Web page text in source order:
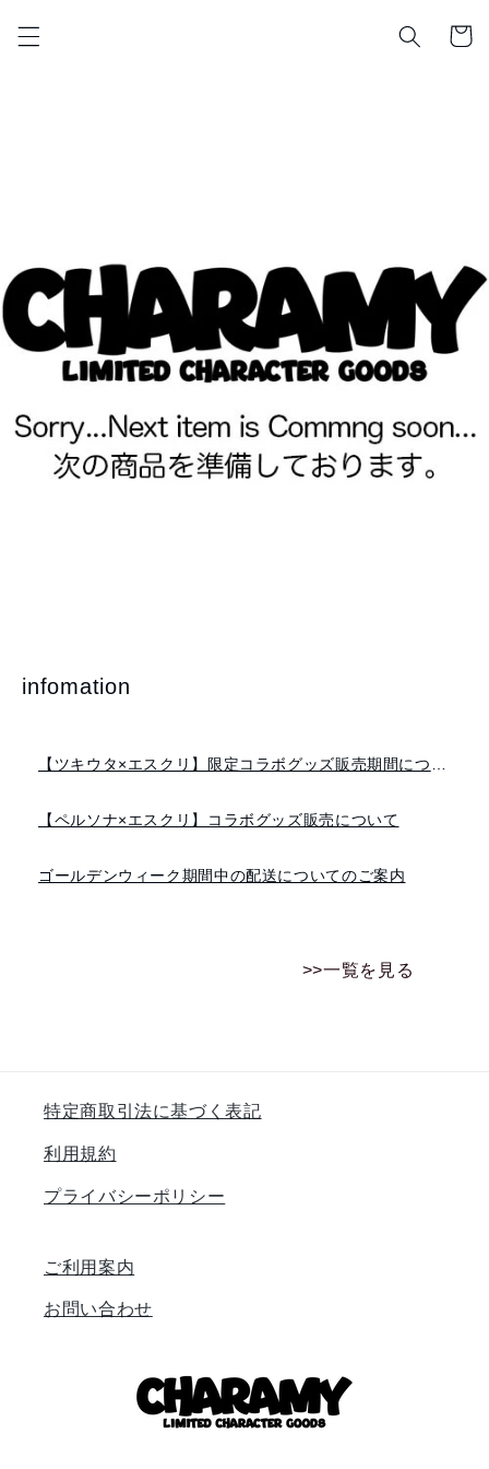
ンツに
進む
ー
infomation
【ペルソナ×エスクリ】コラボグッズ販売について
ゴールデンウィーク期間中の配送についてのご案内
>>一覧を見る
特定商取引法に基づく表記
利用規約
プライバシーポリシー
ご利用案内
お問い合わせ